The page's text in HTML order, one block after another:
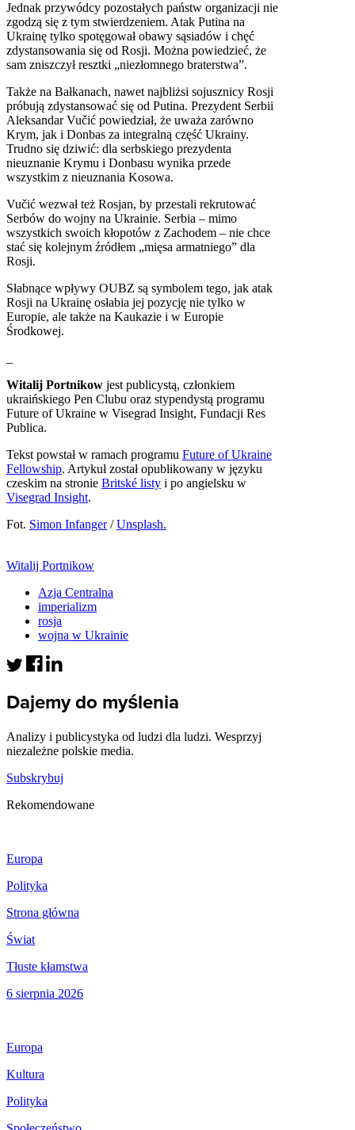
Jednak przywódcy pozostałych państw organizacji nie
zgodzą się z tym stwierdzeniem. Atak Putina na
Ukrainę tylko spotęgował obawy sąsiadów i chęć
zdystansowania się od Rosji. Można powiedzieć, że
sam zniszczył resztki „niezłomnego braterstwa”.
Także na Bałkanach, nawet najbliżsi sojusznicy Rosji
próbują zdystansować się od Putina. Prezydent Serbii
Aleksandar Vučić powiedział, że uważa zarówno
Krym, jak i Donbas za integralną część Ukrainy.
Trudno się dziwić: dla serbskiego prezydenta
nieuznanie Krymu i Donbasu wynika przede
wszystkim z nieuznania Kosowa.
Vučić wezwał też Rosjan, by przestali rekrutować
Serbów do wojny na Ukrainie. Serbia – mimo
wszystkich swoich kłopotów z Zachodem – nie chce
stać się kolejnym źródłem „mięsa armatniego” dla
Rosji.
Słabnące wpływy OUBZ są symbolem tego, jak atak
Rosji na Ukrainę osłabia jej pozycję nie tylko w
Europie, ale także na Kaukazie i w Europie
Środkowej.
Witalij Portnikow jest publicystą, członkiem
ukraińskiego Pen Clubu oraz stypendystą programu
Future of Ukraine w Visegrad Insight, Fundacji Res
Publica.
Tekst powstał w ramach programu Future of Ukraine
Fellowship. Artykuł został opublikowany w języku
czeskim na stronie Britské listy i po angielsku w
Visegrad Insight.
Fot. Simon Infanger/Unsplash.
Witalij Portnikow
Azja Centralna
imperializm
rosja
wojna w Ukrainie
Dajemy do myślenia
Analizy i publicystyka od ludzi dla ludzi. Wesprzyj
niezależne polskie media.
Subskrybuj
Rekomendowane
Europa
Polityka
Strona główna
Świat
Tłuste kłamstwa
6 sierpnia 2026
Europa
Kultura
Polityka